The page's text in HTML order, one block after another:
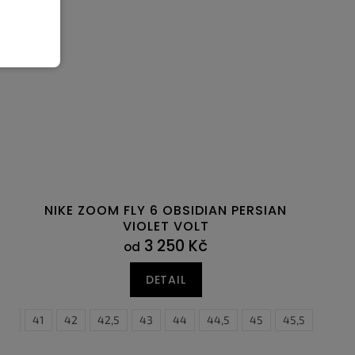
NIKE ZOOM FLY 6 OBSIDIAN PERSIAN
VIOLET VOLT
od 3 250 Kč
DETAIL
41 42 42,5 43 44 44,5 45 45,5